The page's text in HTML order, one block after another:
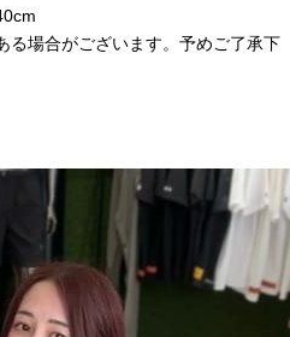
場合がございます。予めご了承下